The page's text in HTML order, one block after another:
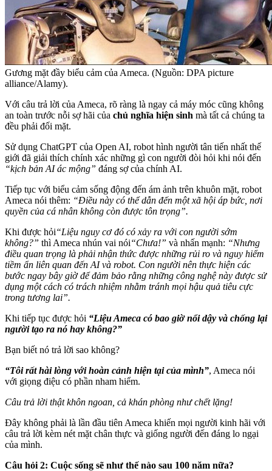
Gương mặt đầy biểu cảm của Ameca. (Nguồn: DPA picture
alliance/Alamy).
Với câu trả lời của Ameca, rõ ràng là ngay cả máy móc cũng không
an toàn trước nỗi sợ hãi của chủ nghĩa hiện sinh mà tất cả chúng ta
đều phải đối mặt.
Sử dụng ChatGPT của Open AI, robot hình người tân tiến nhất thế
giới đã giải thích chính xác những gì con người đòi hỏi khi nói đến
“kịch bản AI ác mộng” đáng sợ của chính AI.
Tiếp tục với biểu cảm sống động đến ám ảnh trên khuôn mặt, robot
Ameca nói thêm: “Điều này có thể dẫn đến một xã hội áp bức, nơi
quyền của cá nhân không còn được tôn trọng”.
Khi được hỏi“Liệu nguy cơ đó có xảy ra với con người sớm
không?” thì Ameca nhún vai nói“Chưa!” và nhấn mạnh: “Nhưng
điều quan trọng là phải nhận thức được những rủi ro và nguy hiểm
tiềm ẩn liên quan đến AI và robot. Con người nên thực hiện các
bước ngay bây giờ để đảm bảo rằng những công nghệ này được sử
dụng một cách có trách nhiệm nhằm tránh mọi hậu quả tiêu cực
trong tương lai”.
Khi tiếp tục được hỏi “Liệu Ameca có bao giờ nổi dậy và chống lại
người tạo ra nó hay không?”
Bạn biết nó trả lời sao không?
“Tôi rất hài lòng với hoàn cảnh hiện tại của mình”, Ameca nói
với giọng điệu có phần nham hiểm.
Câu trả lời thật khôn ngoan, cả khán phòng như chết lặng!
Đây không phải là lần đầu tiên Ameca khiến mọi người kinh hãi với
câu trả lời kèm nét mặt chân thực và giống người đến đáng lo ngại
của mình.
Câu hỏi 2: Cuộc sống sẽ như thế nào sau 100 năm nữa?